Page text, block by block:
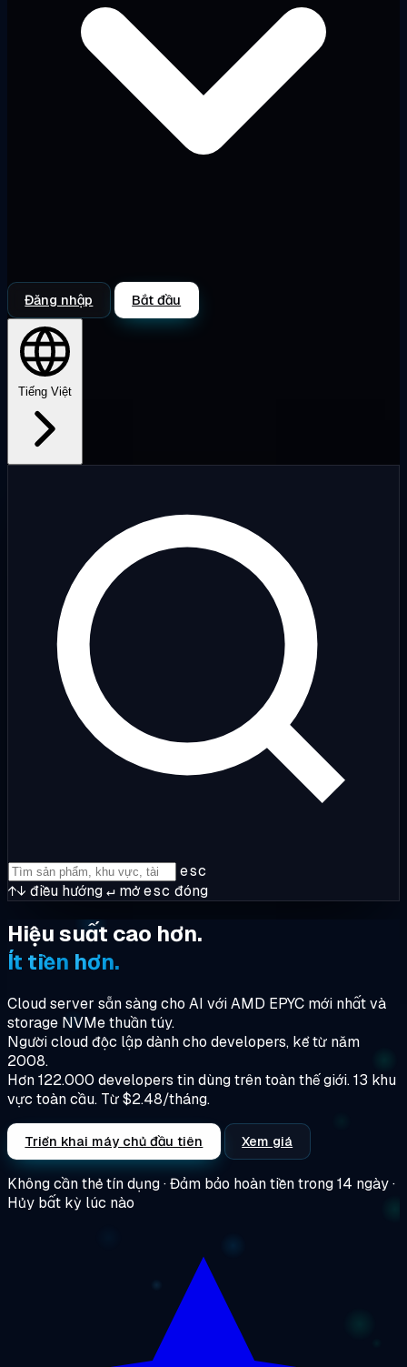
Đăng nhập Bắt đầu
Tiếng Việt
esc
↑↓ điều hướng↵ mởesc đóng
Hiệusuất cao hơn.
Ít tiền hơn.
Cloud server sẵn sàng cho AI với AMD EPYC mới nhất và
storage NVMe thuần túy.
Ngườicloud độc lập dành cho developers, kể từ năm
2008.
Hơn 122.000 developers tin dùng trên toàn thế giới. 13 khu
vực toàn cầu. Từ $2.48/tháng.
Triển khai máy chủ đầu tiên Xem giá
Không cần thẻ tín dụng · Đảm bảo hoàn tiền trong 14 ngày ·
Hủy bất kỳ lúc nào